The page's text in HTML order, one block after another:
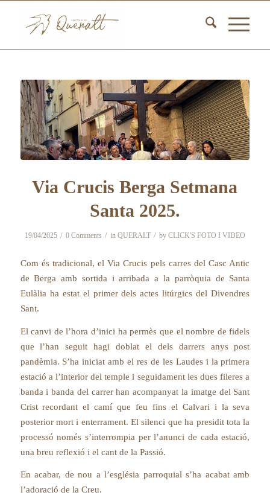
Via Crucis Berga Setmana
Santa 2025.
19/04/2025 / 0 Comments / in QUERALT / by CLICK'S FOTO I VIDEO
Com és tradicional, el Via Crucis pels carres del Casc Antic
de Berga amb sortida i arribada a la parròquia de Santa
Eulàlia ha estat el primer dels actes litúrgics del Divendres
Sant.
El canvi de l’hora d’inici ha permès que el nombre de fidels
que l’han seguit hagi doblat el dels darrers anys post
pandèmia. S’ha iniciat amb el res de les Laudes i la primera
estació a l’interior del temple i seguidament les dues fileres a
banda i banda del carrer han acompanyat la imatge del Sant
Crist recordant el camí que feu fins el Calvari i la seva
posterior mort i enterrament. El silenci que ha presidit tota la
processó només s’interrompia per l’anunci de cada estació,
una breu reflexió i el cant de la Passió.
En acabar, de nou a l’església parroquial s’ha acabat amb
l’adoració de la Creu.